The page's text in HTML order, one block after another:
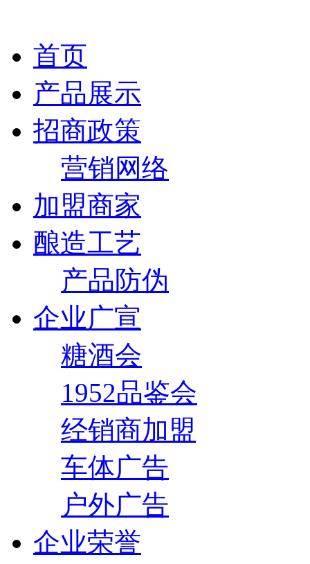
首页
产品展示
招商政策
营销网络
加盟商家
酿造工艺
产品防伪
企业广宣
糖酒会
1952品鉴会
经销商加盟
车体广告
户外广告
企业荣誉